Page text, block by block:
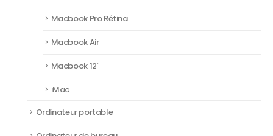
Macbook Pro Rétina
Macbook Air
Macbook 12″
iMac
Ordinateur portable